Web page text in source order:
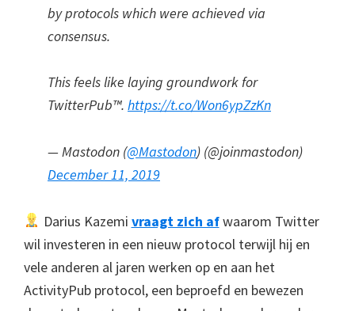
by protocols which were achieved via
consensus.
This feels like laying groundwork for
TwitterPub™. https://t.co/Won6ypZzKn
— Mastodon (@Mastodon) (@joinmastodon)
December 11, 2019
Darius Kazemi vraagt zich afwaarom Twitter
wil investeren in een nieuw protocol terwijl hij en
vele anderen al jaren werken op en aan het
ActivityPub protocol, een beproefd en bewezen